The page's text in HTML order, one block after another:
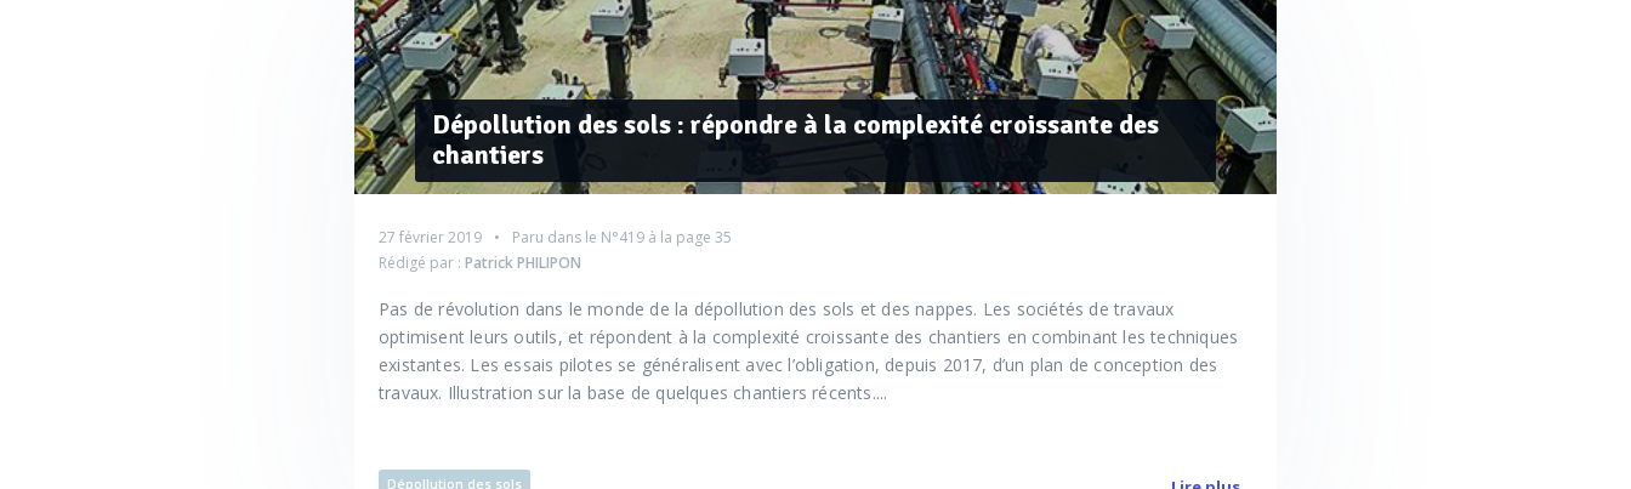
Dépollution des sols : répondre à la complexité croissante des
chantiers
27 février 2019 Paru dans le N°419 à la page 35
Rédigé par : Patrick PHILIPON
Pas de révolution dans le monde de la dépollution des sols et des nappes. Les sociétés de travaux
optimisent leurs outils, et répondent à la complexité croissante des chantiers en combinant les techniques
existantes. Les essais pilotes se généralisent avec l’obligation, depuis 2017, d’un plan de conception des
travaux. Illustration sur la base de quelques chantiers récents....
Dépollution des sols